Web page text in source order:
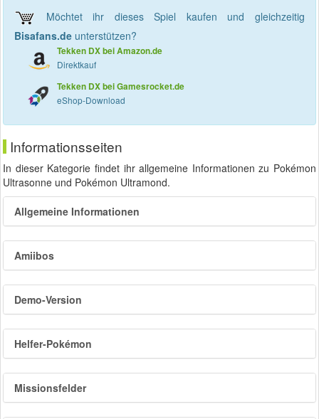
Möchtet ihr dieses Spiel kaufen und gleichzeitig
Bisafans.de unterstützen?
Tekken DX bei Amazon.de
Direktkauf
Tekken DX bei Gamesrocket.de
eShop-Download
Informationsseiten
In dieser Kategorie findet ihr allgemeine Informationen zu Pokémon
Ultrasonne und Pokémon Ultramond.
Allgemeine Informationen
Amiibos
Demo-Version
Helfer-Pokémon
Missionsfelder